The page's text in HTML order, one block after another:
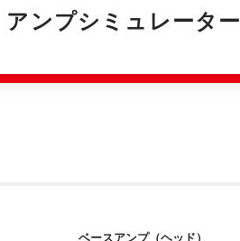
ンプシミュレーター
ベースアンプ（ヘッド）